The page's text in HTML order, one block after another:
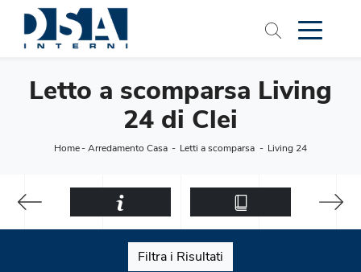
Letto a scomparsa Living
24 di Clei
Home-Arredamento Casa - Letti a scomparsa - Living 24
Filtra i Risultati